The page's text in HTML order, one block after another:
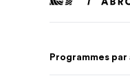
Programmes par